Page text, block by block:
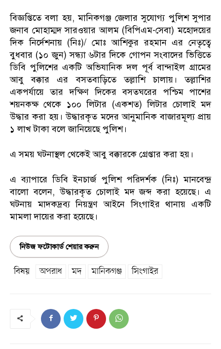
বিজ্ঞপ্তিতে বলা হয়, মানিকগঞ্জ জেলার সুযোগ্য পুলিশ সুপার
জনাব মোহাম্মদ সারওয়ার আলম (বিপিএম-সেবা) মহোদয়ের
দিক নির্দেশনায় (নিঃ)/ মোঃ আশিকুর রহমান এর নেতৃত্বে
বুধবার (১০ জুন) সন্ধ্যা ৬টার দিকে গোপন সংবাদের ভিত্তিতে
ডিবি পুলিশের একটি অভিযানিক দল পূর্ব বান্দাইল গ্রামের
আবু বক্কার এর বসতবাড়িতে তল্লাশি চালায়। তল্লাশির
একপর্যায়ে তার দক্ষিণ দিকের বসতঘরের পশ্চিম পাশের
শয়নকক্ষ থেকে ১০০ লিটার (একশত) লিটার চোলাই মদ
উদ্ধার করা হয়। উদ্ধারকৃত মদের আনুমানিক বাজারমূল্য প্রায়
১ লাখ টাকা বলে জানিয়েছে পুলিশ।
এ সময় ঘটনাস্থল থেকেই আবু বক্কারকে গ্রেপ্তার করা হয়।
এ ব্যাপারে ডিবি ইনচার্জ পুলিশ পরিদর্শক (নিঃ) মানবেন্দ্র
বালো বলেন, উদ্ধারকৃত চোলাই মদ জব্দ করা হয়েছে। এ
ঘটনায় মাদকদ্রব্য নিয়ন্ত্রণ আইনে সিংগাইর থানায় একটি
মামলা দায়ের করা হয়েছে।
নিউজ ফটোকার্ড শেয়ার করুন
বিষয় অপরাধ মদ মানিকগঞ্জ সিংগাইর